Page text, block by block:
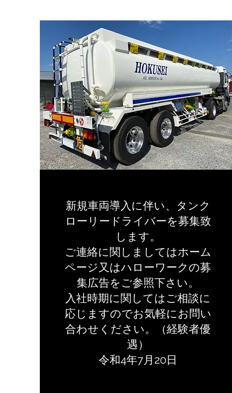
新規車両導入に伴い、タンク
ローリードライバーを募集致
します。
ご連絡に関しましては​ホーム
ページ又はハローワークの募
集広告をご参照下さい。
入社時期に関してはご相談に
応じますのでお気軽にお問い
合わせください。（経験者優
遇）
令和4年7月20日